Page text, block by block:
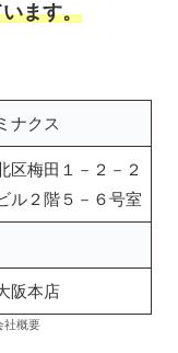
ます。
ナクス
区梅田１－２－２
ル２階５－６号室
阪本店
社概要